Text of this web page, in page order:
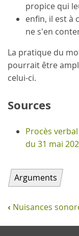
propice qui
enfin, il est à
ne s'en
La pratique du
pourrait être
celui-ci.
Sources
Procès
du 31 mai
Arguments
Navigation
‹ Nuisances